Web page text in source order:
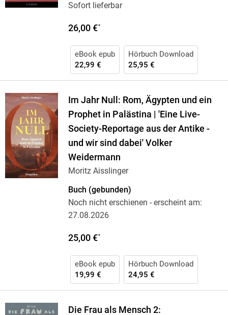
Sofort lieferbar
26,00 €*
eBook epub
22,99 €
Hörbuch Download
25,95 €
Im Jahr Null: Rom, Ägypten und ein
Prophet in Palästina | 'Eine Live-
Society-Reportage aus der Antike -
und wir sind dabei' Volker
Weidermann
Moritz Aisslinger
Buch (gebunden)
Noch nicht erschienen - erscheint am:
27.08.2026
25,00 €*
eBook epub
19,99 €
Hörbuch Download
24,95 €
Die Frau als Mensch 2: